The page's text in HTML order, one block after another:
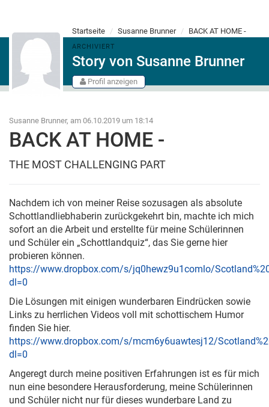
Startseite Susanne Brunner BACK AT HOME -
ARCHIVIERT
Story von Susanne Brunner
Profil anzeigen
Susanne Brunner, am 06.10.2019 um 18:14
BACK AT HOME -
THE MOST CHALLENGING PART
Nachdem ich von meiner Reise sozusagen als absolute
Schottlandliebhaberin zurückgekehrt bin, machte ich mich
sofort an die Arbeit und erstellte für meine Schülerinnen
und Schüler ein „Schottlandquiz“, das Sie gerne hier
probieren können.
https://www.dropbox.com/s/jq0hewz9u1comlo/
dl=0
Die Lösungen mit einigen wunderbaren Eindrücken sowie
Links zu herrlichen Videos voll mit schottischem Humor
finden Sie hier.
https://www.dropbox.com/s/mcm6y6uawtesj12/
dl=0
Angeregt durch meine positiven Erfahrungen ist es für mich
nun eine besondere Herausforderung, meine Schülerinnen
und Schüler nicht nur für dieses wunderbare Land zu